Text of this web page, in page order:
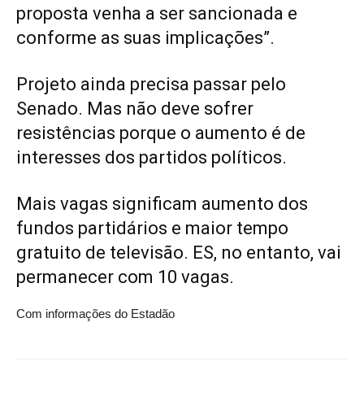
proposta venha a ser sancionada e
conforme as suas implicações”.
Projeto ainda precisa passar pelo
Senado. Mas não deve sofrer
resistências porque o aumento é de
interesses dos partidos políticos.
Mais vagas significam aumento dos
fundos partidários e maior tempo
gratuito de televisão. ES, no entanto, vai
permanecer com 10 vagas.
Com informações do Estadão